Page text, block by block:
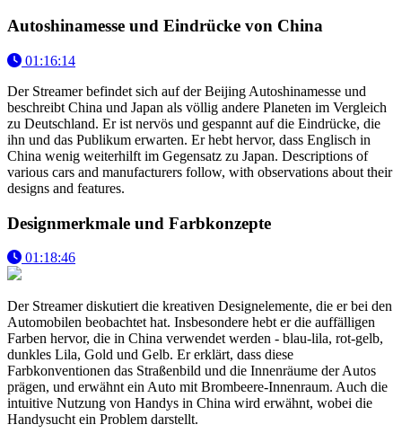
Autoshinamesse und Eindrücke von China
01:16:14
Der Streamer befindet sich auf der Beijing Autoshinamesse und
beschreibt China und Japan als völlig andere Planeten im Vergleich
zu Deutschland. Er ist nervös und gespannt auf die Eindrücke, die
ihn und das Publikum erwarten. Er hebt hervor, dass Englisch in
China wenig weiterhilft im Gegensatz zu Japan. Descriptions of
various cars and manufacturers follow, with observations about their
designs and features.
Designmerkmale und Farbkonzepte
01:18:46
Der Streamer diskutiert die kreativen Designelemente, die er bei den
Automobilen beobachtet hat. Insbesondere hebt er die auffälligen
Farben hervor, die in China verwendet werden - blau-lila, rot-gelb,
dunkles Lila, Gold und Gelb. Er erklärt, dass diese
Farbkonventionen das Straßenbild und die Innenräume der Autos
prägen, und erwähnt ein Auto mit Brombeere-Innenraum. Auch die
intuitive Nutzung von Handys in China wird erwähnt, wobei die
Handysucht ein Problem darstellt.